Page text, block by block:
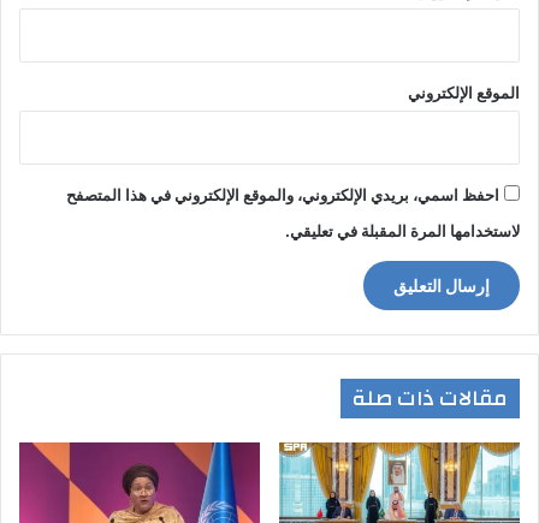
الموقع الإلكتروني
احفظ اسمي، بريدي الإلكتروني، والموقع الإلكتروني في هذا المتصفح
لاستخدامها المرة المقبلة في تعليقي.
مقالات ذات صلة